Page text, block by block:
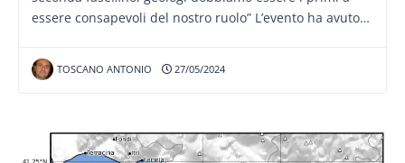
essere consapevoli del nostro ruolo” L’evento ha avuto…
TOSCANO ANTONIO 27/05/2024